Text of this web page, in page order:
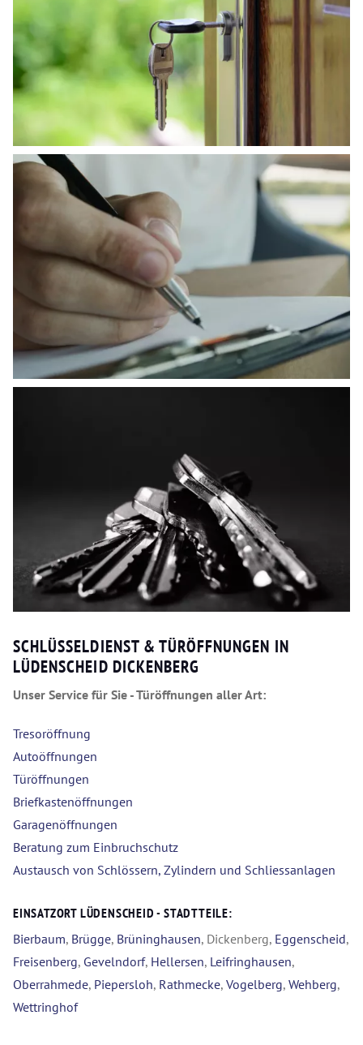
SCHLÜSSELDIENST & TÜRÖFFNUNGEN IN
LÜDENSCHEID DICKENBERG
Unser Service für Sie - Türöffnungen aller Art:
Tresoröffnung
Autoöffnungen
Türöffnungen
Briefkastenöffnungen
Garagenöffnungen
Beratung zum Einbruchschutz
Austausch von Schlössern, Zylindern und Schliessanlagen
EINSATZORT LÜDENSCHEID - STADTTEILE:
Bierbaum, Brügge, Brüninghausen, Dickenberg, Eggenscheid,
Freisenberg, Gevelndorf, Hellersen, Leifringhausen,
Oberrahmede, Piepersloh, Rathmecke, Vogelberg, Wehberg,
Wettringhof